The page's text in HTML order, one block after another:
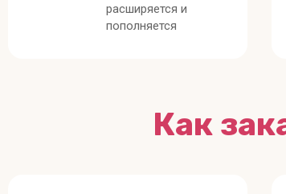
расширяется и
пополняется
Как